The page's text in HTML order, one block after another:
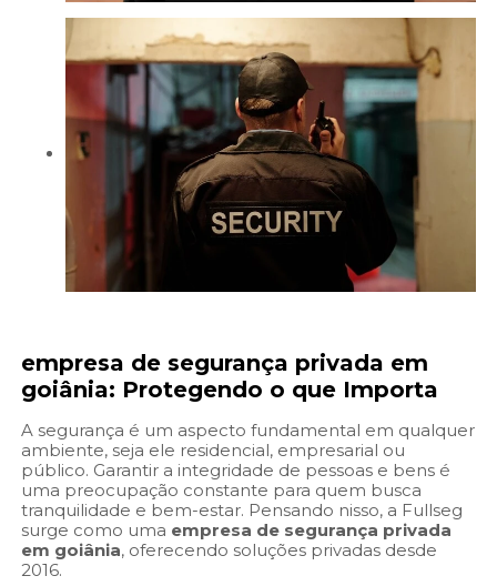
empresa de segurança privada em
goiânia: Protegendo o que Importa
A segurança é um aspecto fundamental em qualquer
ambiente, seja ele residencial, empresarial ou
público. Garantir a integridade de pessoas e bens é
uma preocupação constante para quem busca
tranquilidade e bem-estar. Pensando nisso, a Fullseg
surge como uma empresa de segurança privada
em goiânia, oferecendo soluções privadas desde
2016.